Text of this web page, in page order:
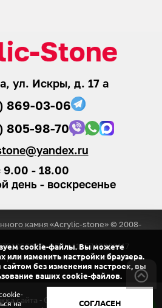
ул. Искры, д. 17 а
869-03-06
805-98-70
9.00 - 18.00
день - воскресенье
камня «Acrylic-stone» © 2008-
ОГРН 1155749008117
с сайтабез согласия
сайта - ООО «Регион центр».
cookie-файлы. Вы можете
или изменить настройки браузера.
без изменения настроек, вы
ваших cookie-файлов.
на
СОГЛАСЕН